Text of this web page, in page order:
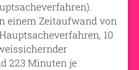
einem Zeitaufwand von
10
223 Minuten je